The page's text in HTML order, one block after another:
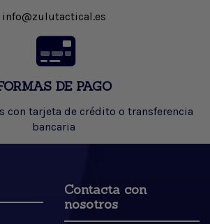
info@zulutactical.es
DE PAGO
con tarjeta de crédito o transferencia
bancaria
Contacta con
nosotros